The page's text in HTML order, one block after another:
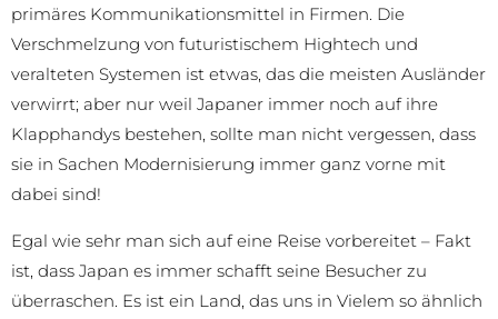
primäres Kommunikationsmittel in Firmen. Die
Verschmelzung von futuristischem Hightech und
veralteten Systemen ist etwas, das die meisten Ausländer
verwirrt; aber nur weil Japaner immer noch auf ihre
Klapphandys bestehen, sollte man nicht vergessen, dass
sie in Sachen Modernisierung immer ganz vorne mit
dabei sind!
Egal wie sehr man sich auf eine Reise vorbereitet – Fakt
ist, dass Japan es immer schafft seine Besucher zu
überraschen. Es ist ein Land, das uns in Vielem so ähnlich